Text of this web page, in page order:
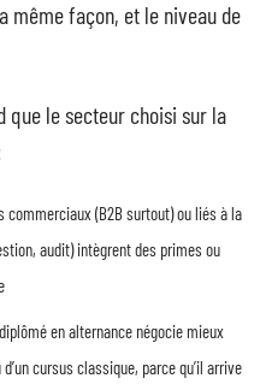
même façon, et le niveau de
que le secteur choisi sur la
(B2B surtout) ou liés à la
audit) intègrent des primes ou
en alternance négocie mieux
cursus classique, parce qu’il arrive